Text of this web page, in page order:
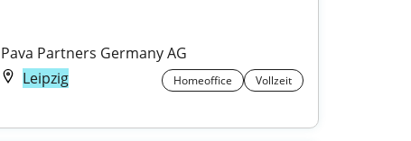
Pava Partners Germany AG
Leipzig
Homeoffice Vollzeit